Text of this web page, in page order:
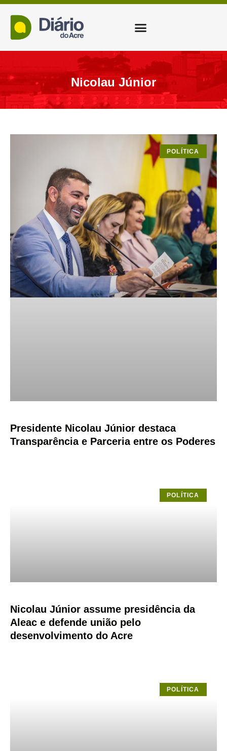
Nicolau Júnior
POLÍTICA
Presidente Nicolau Júnior destaca
Transparência e Parceria entre os Poderes
POLÍTICA
Nicolau Júnior assume presidência da
Aleac e defende união pelo
desenvolvimento do Acre
POLÍTICA